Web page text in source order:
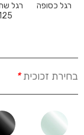
רגל כסופה
רגל
בחירת זכוכית*